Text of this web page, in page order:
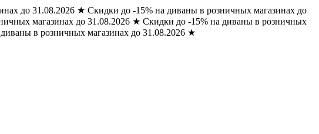
до 31.08.2026 ★ Скидки до -15% на диваны в розничных магазинах до
магазинах до 31.08.2026 ★ Скидки до -15% на диваны в розничных
в розничных магазинах до 31.08.2026 ★